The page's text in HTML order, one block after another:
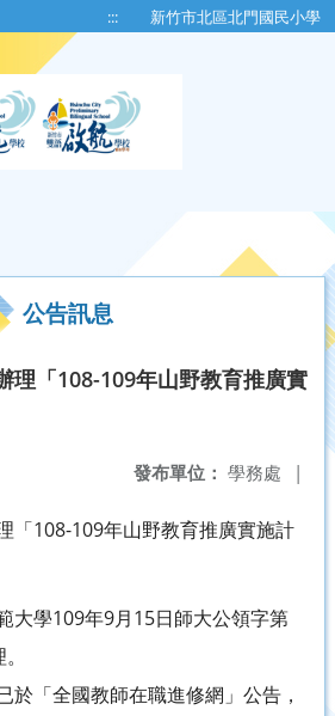
::: 新竹市北區北門國民小學
公告訊息
理「108-109年山野教育推廣實
發布單位： 學務處 |
「108-109年山野教育推廣實施計
大學109年9月15日師大公領字第
於「全國教師在職進修網」公告，